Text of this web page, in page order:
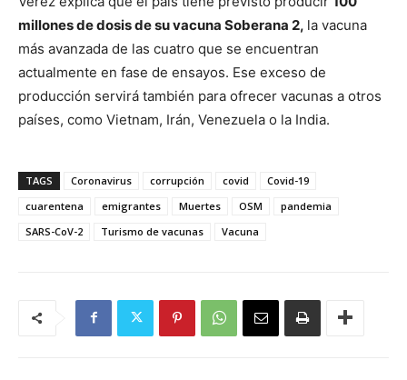
millones de dosis de su vacuna Soberana 2, la vacuna
más avanzada de las cuatro que se encuentran
actualmente en fase de ensayos. Ese exceso de
producción servirá también para ofrecer vacunas a otros
países, como Vietnam, Irán, Venezuela o la India.
TAGS Coronavirus corrupción covid
Covid-19
cuarentena
emigrantes Muertes OSM
pandemia
SARS-CoV-2
Turismo de vacunas Vacuna